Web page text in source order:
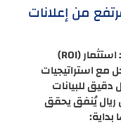
من إعلانات
تسعى شركة بداية إلى تحقيق أعلى عائد استثمار (ROI)
مع استراتيجيات
للبيانات
ريال يُنفق يحقق
بداية: